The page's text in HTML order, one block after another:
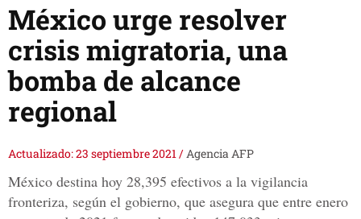
México urge resolver
crisis migratoria, una
bomba de alcance
regional
Actualizado: 23 septiembre 2021/Agencia AFP
México destina hoy 28,395 efectivos a la vigilancia
fronteriza, según el gobierno, que asegura que entre enero